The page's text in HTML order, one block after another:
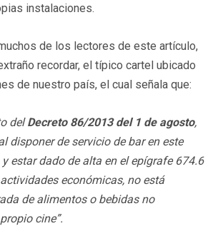
instalaciones.
de los lectores de este artículo,
recordar, el típico cartel ubicado
de nuestro país, el cual señala que:
delDecreto 86/2013 del 1 de agosto,
disponer de servicio de bar en este
estar dado de alta en el epígrafe 674.6
económicas, no está
de alimentos o bebidas no
cine”.